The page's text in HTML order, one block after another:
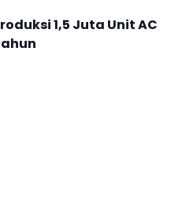
1,5 Juta Unit AC